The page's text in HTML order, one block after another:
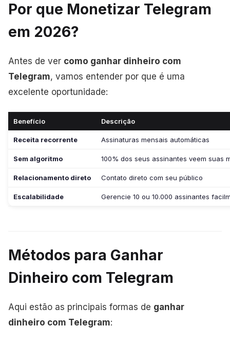
Por que Monetizar Telegram
em 2026?
Antes de ver como ganhar dinheiro com
Telegram, vamos entender por que é uma
excelente oportunidade:
Benefício Descrição
Receita recorrente Assinaturas mensais automáticas
Sem algoritmo 100% dos seus assinantes veem suas
Relacionamento direto Contato direto com seu público
Escalabilidade Gerencie 10 ou 10.000 assinantes
Métodos para Ganhar
Dinheiro com Telegram
Aqui estão as principais formas de ganhar
dinheiro com Telegram: